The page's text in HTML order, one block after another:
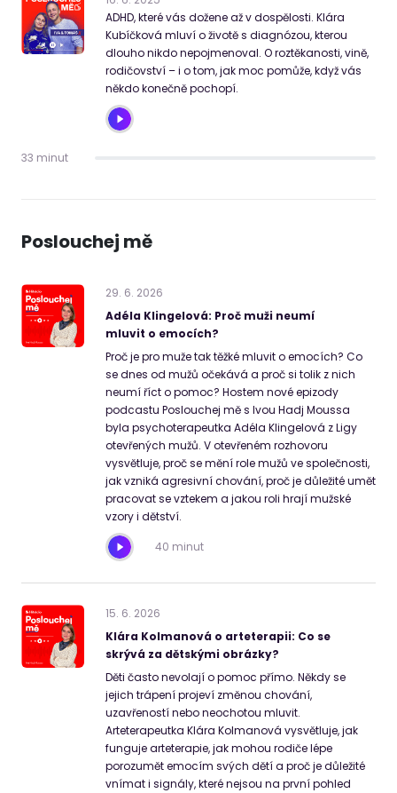
ADHD, které vás dožene až v dospělosti. Klára
Kubíčková mluví o životě s diagnózou, kterou
dlouho nikdo nepojmenoval. O roztěkanosti, vině,
rodičovství – i o tom, jak moc pomůže, když vás
někdo konečně pochopí.
33 minut
Poslouchej mě
29. 6. 2026
Adéla Klingelová: Proč muži neumí
mluvit o emocích?
Proč je pro muže tak těžké mluvit o emocích? Co
se dnes od mužů očekává a proč si tolik z nich
neumí říct o pomoc? Hostem nové epizody
podcastu Poslouchej mě s Ivou Hadj Moussa
byla psychoterapeutka Adéla Klingelová z Ligy
otevřených mužů. V otevřeném rozhovoru
vysvětluje, proč se mění role mužů ve společnosti,
jak vzniká agresivní chování, proč je důležité umět
pracovat se vztekem a jakou roli hrají mužské
vzory i dětství.
40 minut
15. 6. 2026
Klára Kolmanová o arteterapii: Co se
skrývá za dětskými obrázky?
Děti často nevolají o pomoc přímo. Někdy se
jejich trápení projeví změnou chování,
uzavřeností nebo neochotou mluvit.
Arteterapeutka Klára Kolmanová vysvětluje, jak
funguje arteterapie, jak mohou rodiče lépe
porozumět emocím svých dětí a proč je důležité
vnímat i signály, které nejsou na první pohled